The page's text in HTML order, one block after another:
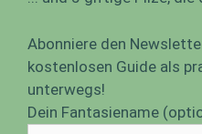
Abonniere den
kostenlosen Guide als
unterwegs!
Dein Fantasiename